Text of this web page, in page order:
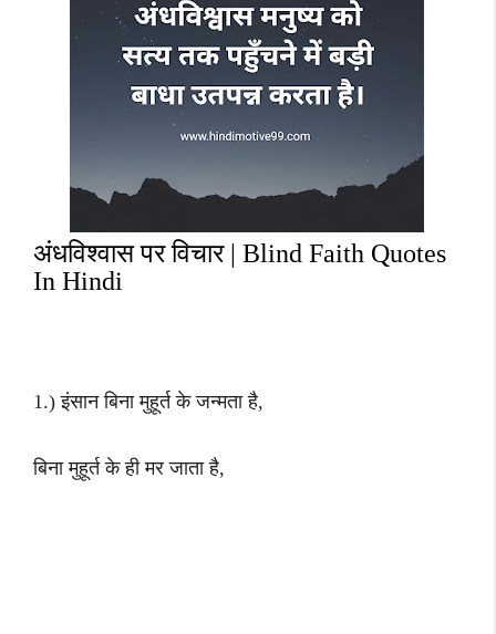
अंधविश्वास पर विचार | Blind Faith Quotes
In Hindi
1.) इंसान बिना मुहूर्त के जन्मता है,
बिना मुहूर्त के ही मर जाता है,